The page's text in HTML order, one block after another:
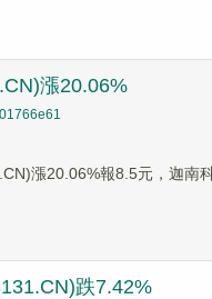
漲20.06%
漲20.06%報8.5元，迦南
跌7.42%